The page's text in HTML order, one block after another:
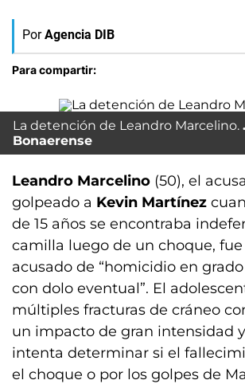
Por Agencia DIB
Para compartir:
La detención de Leandro Marcelino.
Bonaerense
Leandro Marcelino (50), el
golpeado a Kevin Martínez
de 15 años se encontraba
camilla luego de un choque,
acusado de “homicidio en
con dolo eventual”. El
múltiples fracturas de cráneo
un impacto de gran intensidad
intenta determinar si el
el choque o por los golpes de